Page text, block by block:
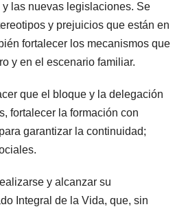
las nuevas legislaciones. Se
y prejuicios que están en
fortalecer los mecanismos que
y en el escenario familiar.
que el bloque y la delegación
fortalecer la formación con
garantizar la continuidad;
y alcanzar su
Integral de la Vida, que, sin